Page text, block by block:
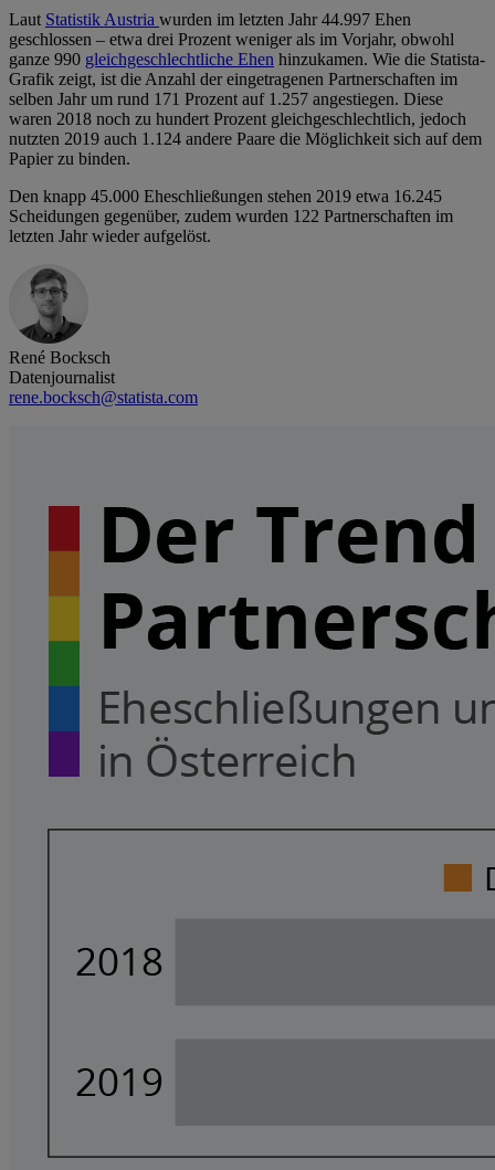
Laut Statistik Austria wurden im letzten Jahr 44.997 Ehen
geschlossen – etwa drei Prozent weniger als im Vorjahr, obwohl
ganze 990 gleichgeschlechtliche Ehen hinzukamen. Wie die Statista-
Grafik zeigt, ist die Anzahl der eingetragenen Partnerschaften im
selben Jahr um rund 171 Prozent auf 1.257 angestiegen. Diese
waren 2018 noch zu hundert Prozent gleichgeschlechtlich, jedoch
nutzten 2019 auch 1.124 andere Paare die Möglichkeit sich auf dem
Papier zu binden.
Den knapp 45.000 Eheschließungen stehen 2019 etwa 16.245
Scheidungen gegenüber, zudem wurden 122 Partnerschaften im
letzten Jahr wieder aufgelöst.
René Bocksch
Datenjournalist
rene.bocksch@statista.com